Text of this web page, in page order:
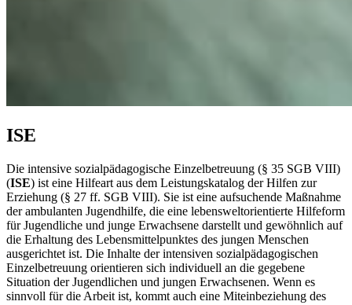
ISE
Die intensive sozialpädagogische Einzelbetreuung (§ 35 SGB VIII)
(ISE) ist eine Hilfeart aus dem Leistungskatalog der Hilfen zur
Erziehung (§ 27 ff. SGB VIII). Sie ist eine aufsuchende Maßnahme
der ambulanten Jugendhilfe, die eine lebensweltorientierte Hilfeform
für Jugendliche und junge Erwachsene darstellt und gewöhnlich auf
die Erhaltung des Lebensmittelpunktes des jungen Menschen
ausgerichtet ist. Die Inhalte der intensiven sozialpädagogischen
Einzelbetreuung orientieren sich individuell an die gegebene
Situation der Jugendlichen und jungen Erwachsenen. Wenn es
sinnvoll für die Arbeit ist, kommt auch eine Miteinbeziehung des